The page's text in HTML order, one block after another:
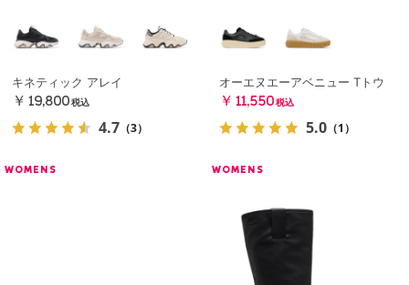
キネティック アレイ
￥19,800 税込
4.7 （3）
オーエヌエーアベニュー Tトウ
￥11,550 税込
5.0 （1）
WOMENS WOMENS